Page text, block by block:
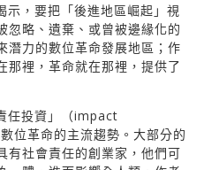
示，要把「後進地區崛起」視
忽略、遺棄、或曾被邊緣化的
潛力的數位革命發展地區；作
那裡，革命就在那裡，提供了
任投資」（impact
位革命的主流趨勢。大部分的
有社會責任的創業家，他們可